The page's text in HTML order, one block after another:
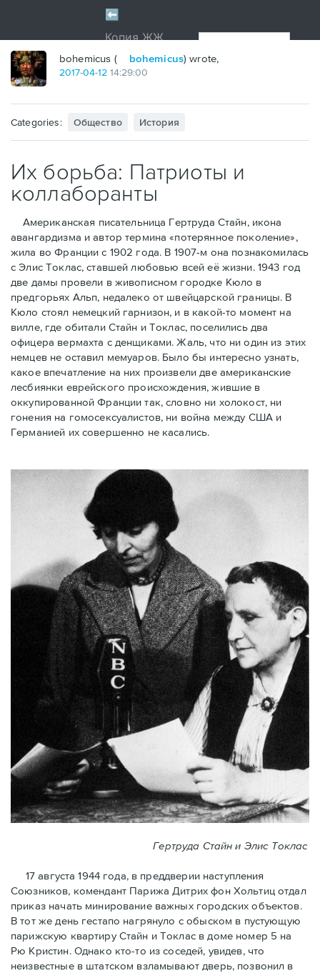
bohemicus ( bohemicus) wrote,
2017-04-12 14:29:00
Categories: Общество История
Их борьба: Патриоты и
коллаборанты
Американская писательница Гертруда Стайн, икона
авангардизма и автор термина «потерянное поколение»,
жила во Франции с 1902 года. В 1907-м она познакомилась
с Элис Токлас, ставшей любовью всей её жизни. 1943 год
две дамы провели в живописном городке Кюло в
предгорьях Альп, недалеко от швейцарской границы. В
Кюло стоял немецкий гарнизон, и в какой-то момент на
вилле, где обитали Стайн и Токлас, поселились два
офицера вермахта с денщиками. Жаль, что ни один из этих
немцев не оставил мемуаров. Было бы интересно узнать,
какое впечатление на них произвели две американские
лесбиянки еврейского происхождения, жившие в
оккупированной Франции так, словно ни холокост, ни
гонения на гомосексуалистов, ни война между США и
Германией их совершенно не касались.
Гертруда Стайн и Элис Токлас
17 августа 1944 года, в преддверии наступления
Союзников, комендант Парижа Дитрих фон Хольтиц отдал
приказ начать минирование важных городских объектов.
В тот же день гестапо нагрянуло с обыском в пустующую
парижскую квартиру Стайн и Токлaс в домe номер 5 на
Рю Кристин. Однако кто-то из соседей, увидев, что
неизвестные в штатском взламывают дверь, позвонил в